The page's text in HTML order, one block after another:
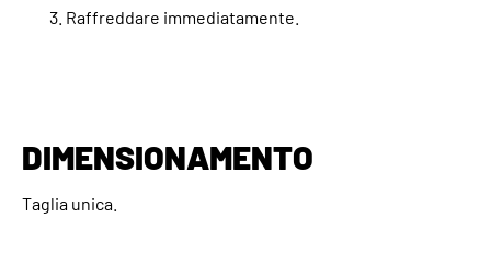
Raffreddare immediatamente.
DIMENSIONAMENTO
Taglia unica.